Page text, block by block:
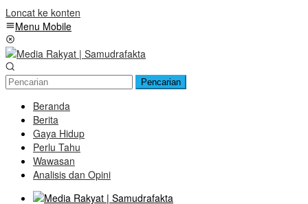
Loncat ke konten
Menu Mobile
Pencarian
Beranda
Berita
Gaya Hidup
Perlu Tahu
Wawasan
Analisis dan Opini